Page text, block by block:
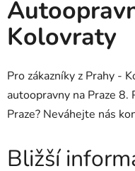
Kolovraty
Pro zákazníky z Prahy -
autoopravny na Praze
Praze? Neváhejte nás
Bližší